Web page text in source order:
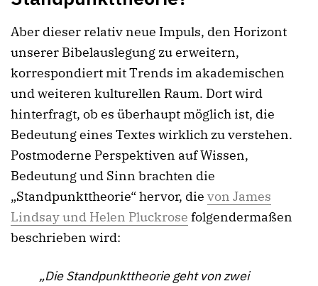
Aber dieser relativ neue Impuls, den Horizont
unserer Bibelauslegung zu erweitern,
korrespondiert mit Trends im akademischen
und weiteren kulturellen Raum. Dort wird
hinterfragt, ob es überhaupt möglich ist, die
Bedeutung eines Textes wirklich zu verstehen.
Postmoderne Perspektiven auf Wissen,
Bedeutung und Sinn brachten die
„Standpunkttheorie“ hervor, die von James
Lindsay und Helen Pluckrose folgendermaßen
beschrieben wird:
„Die Standpunkttheorie geht von zwei